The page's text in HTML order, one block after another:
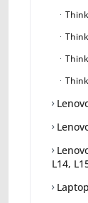
L14,